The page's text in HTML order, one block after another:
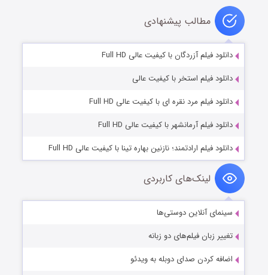
مطالب پیشنهادی
دانلود فیلم آزردگان با کیفیت عالی Full HD
دانلود فیلم استخر با کیفیت عالی
دانلود فیلم مرد نقره ای با کیفیت عالی Full HD
دانلود فیلم آرمانشهر با کیفیت عالی Full HD
دانلود فیلم ارادتمند؛ نازنین بهاره تینا با کیفیت عالی Full HD
لینک‌های کاربردی
سینمای آنلاین دوستی‌ها
تغییر زبان فیلم‌های دو زبانه
اضافه کردن صدای دوبله به ویدئو